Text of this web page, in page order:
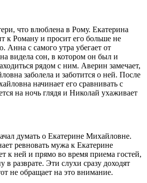
что влюблена в Рому. Екатерина
к Роману и просит его больше не
Анна с самого утра убегает от
видела сон, в котором он был и
рядом с ним. Аверин замечает,
заболела и заботится о ней. После
начинает его сравнивать с
на ночь глядя и Николай ухаживает
думать о Екатерине Михайловне.
ревновать мужа к Екатерине
к ней и прямо во время приема гостей,
в разврате. Эти слухи сразу доходят
не обращает на это внимание.